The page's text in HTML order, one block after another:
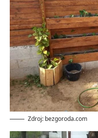
Zdroj: bezgoroda.com